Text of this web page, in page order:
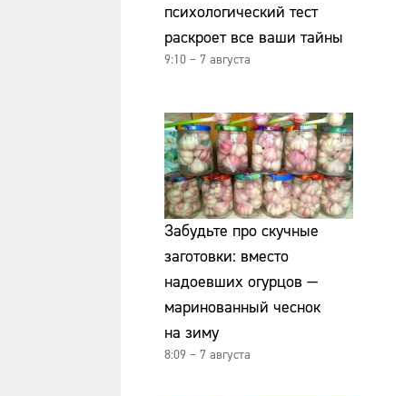
психологический тест
раскроет все ваши тайны
9:10 – 7 августа
Забудьте про скучные
заготовки: вместо
надоевших огурцов —
маринованный чеснок
на зиму
8:09 – 7 августа